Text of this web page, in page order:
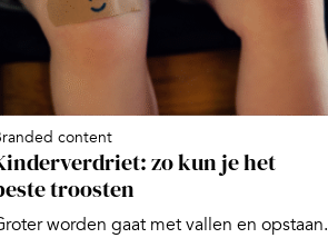
content
zo kun je het
troosten
worden gaat met vallen en opstaan.